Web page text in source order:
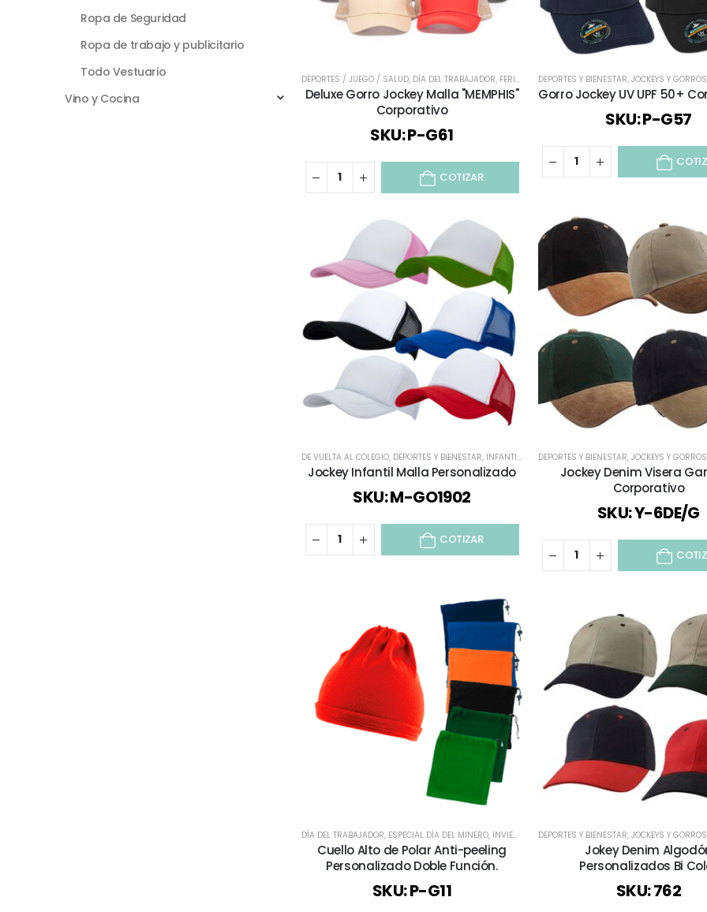
DEPORTES / JUEGO / SALUD, DÍA DEL TRABAJADOR, FERIAS Y EVENTOS ,FIESTAS,JOCKEYS Y GORROS,
Deluxe Gorro Jockey Malla "MEMPHIS"
Corporativo
SKU: P-G61
COTIZAR
DEPORTES Y BIENESTAR, JOCKEYS Y GORROS
Gorro Jockey UV UPF 50+
SKU: P-G57
DE VUELTA AL COLEGIO, DEPORTES Y BIENESTAR, INFANTIL Y JUVENIL ,JOCKEYS Y GORROS,ROPA
Jockey Infantil Malla Personalizado
SKU: M-GO1902
COTIZAR
DEPORTES Y BIENESTAR, JOCKEYS Y GORROS
Jockey Denim Visera
Corporativo
SKU: Y-6DE/G
DÍA DEL TRABAJADOR, ESPECIAL DÍA DEL MINERO, INVIERNO JOCKEYS Y GORROS,ROPA DE TRABAJO Y
Cuello Alto de Polar Anti-peeling
Personalizado Doble Función.
SKU: P-G11
DEPORTES Y BIENESTAR, JOCKEYS Y GORROS
Jokey Denim
Personalizados Bi
SKU: 762
Ropa de Seguridad
Ropa de trabajo y publicitario
Todo Vestuario
Vino y Cocina